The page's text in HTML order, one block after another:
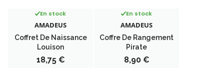
En stock
AMADEUS
Coffret De Naissance
Louison
Prix
18,75 €
En stock
AMADEUS
Coffre De Rangement
Pirate
Prix
8,90 €